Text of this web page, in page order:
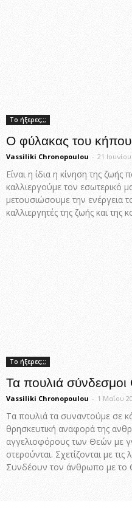
Το ήξερες;;;
Ο φύλακας του
Vassiliki Chronopoulou - 21
Είναι η ίδια η κίνηση της ζωής
καλλιεργούμε τον εσωτερικό
μετουσιώσουμε την ενέργεια
καλλιεργητές της ζωής και της
Το ήξερες;;;
Τα πουλιά
Vassiliki Chronopoulou - 1 Μαΐου
Τα πουλιά τα συναντούμε σε
θρησκευτική αναφορά της
αγγελιοφόρους των Θεών με
στερούνται. Σχετίζονται με
Συνδέουν τον άνθρωπο με το